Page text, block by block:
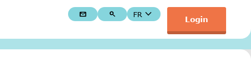
mail search FRkeyboard_arrow_down
Collaborateurs, CA et déléguésLogin